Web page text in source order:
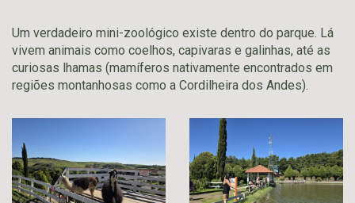
Um verdadeiro mini-zoológico existe dentro do parque. Lá
vivem animais como coelhos, capivaras e galinhas, até as
curiosas lhamas (mamíferos nativamente encontrados em
regiões montanhosas como a Cordilheira dos Andes).